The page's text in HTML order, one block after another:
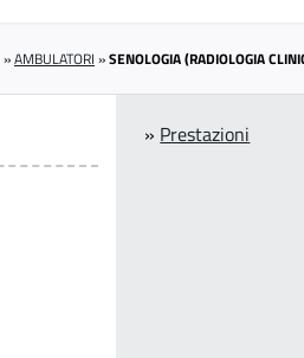
»AMBULATORI »SENOLOGIA (RADIOLOGIA
» Prestazioni